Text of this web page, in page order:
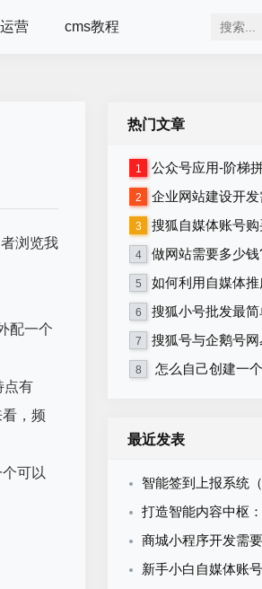
营 cms教程
浏览我
配一个
点有
，频
可以
热门文章
1 公众号应用-阶梯拼团报
2 企业网站建设开发
3 搜狐自媒体账号
4 做网站需要多少钱
5 如何利用自媒体
6 搜狐小号批发最
7 搜狐号与企鹅号网易这些
8 怎么自己创建一个网
最近发表
智能签到上报系统（PHP+MySQL
打造智能内容中枢：AI写文章
商城小程序开发需要多少钱？
新手小白自媒体账号运营全攻略-从0到1打